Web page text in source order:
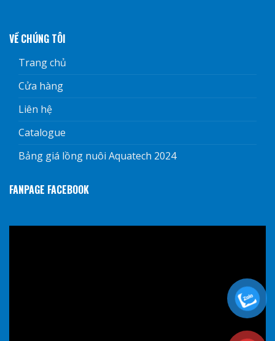
VỀ CHÚNG TÔI
Trang chủ
Cửa hàng
Liên hệ
Catalogue
Bảng giá lồng nuôi Aquatech 2024
FANPAGE FACEBOOK